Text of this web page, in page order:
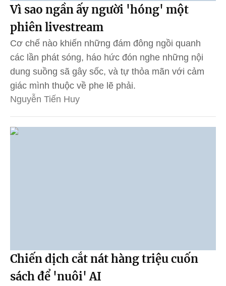
Vì sao ngần ấy người 'hóng' một
phiên livestream
Cơ chế nào khiến những đám đông ngồi quanh
các lần phát sóng, háo hức đón nghe những nội
dung suồng sã gây sốc, và tự thỏa mãn với cảm
giác mình thuộc về phe lẽ phải.
Nguyễn Tiến Huy
Chiến dịch cắt nát hàng triệu cuốn
sách để 'nuôi' AI